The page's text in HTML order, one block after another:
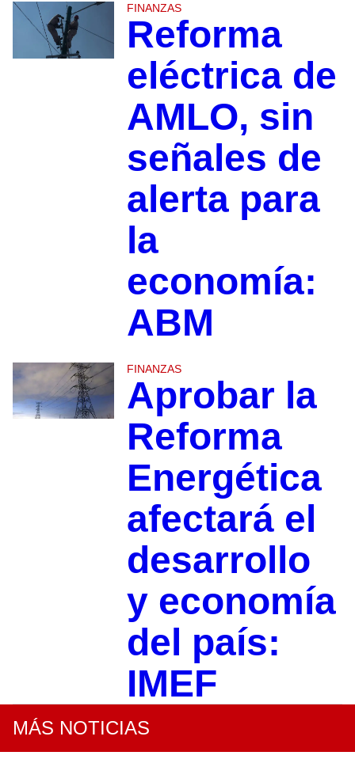
FINANZAS
Reforma
eléctrica de
AMLO, sin
señales de
alerta para
la
economía:
ABM
FINANZAS
Aprobar la
Reforma
Energética
afectará el
desarrollo
y economía
del país:
IMEF
MÁS NOTICIAS